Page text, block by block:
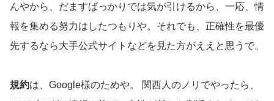
んやから、だますばっかりでは気が引けるから、一応、情
報を集める努力はしたつもりや。それでも、正確性を最優
先するなら大手公式サイトなどを見た方がええと思うで。
規約は、Google様のためや。 関西人のノリでやったら、